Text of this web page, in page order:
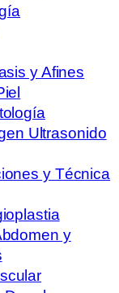
y Afines
Ultrasonido
y Técnica
y